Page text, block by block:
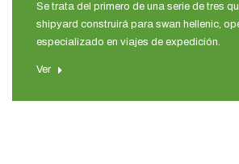
Se trata del primero de una serie de tres
shipyard construirá para swan hellenic,
especializado en viajes de expedición.
Ver